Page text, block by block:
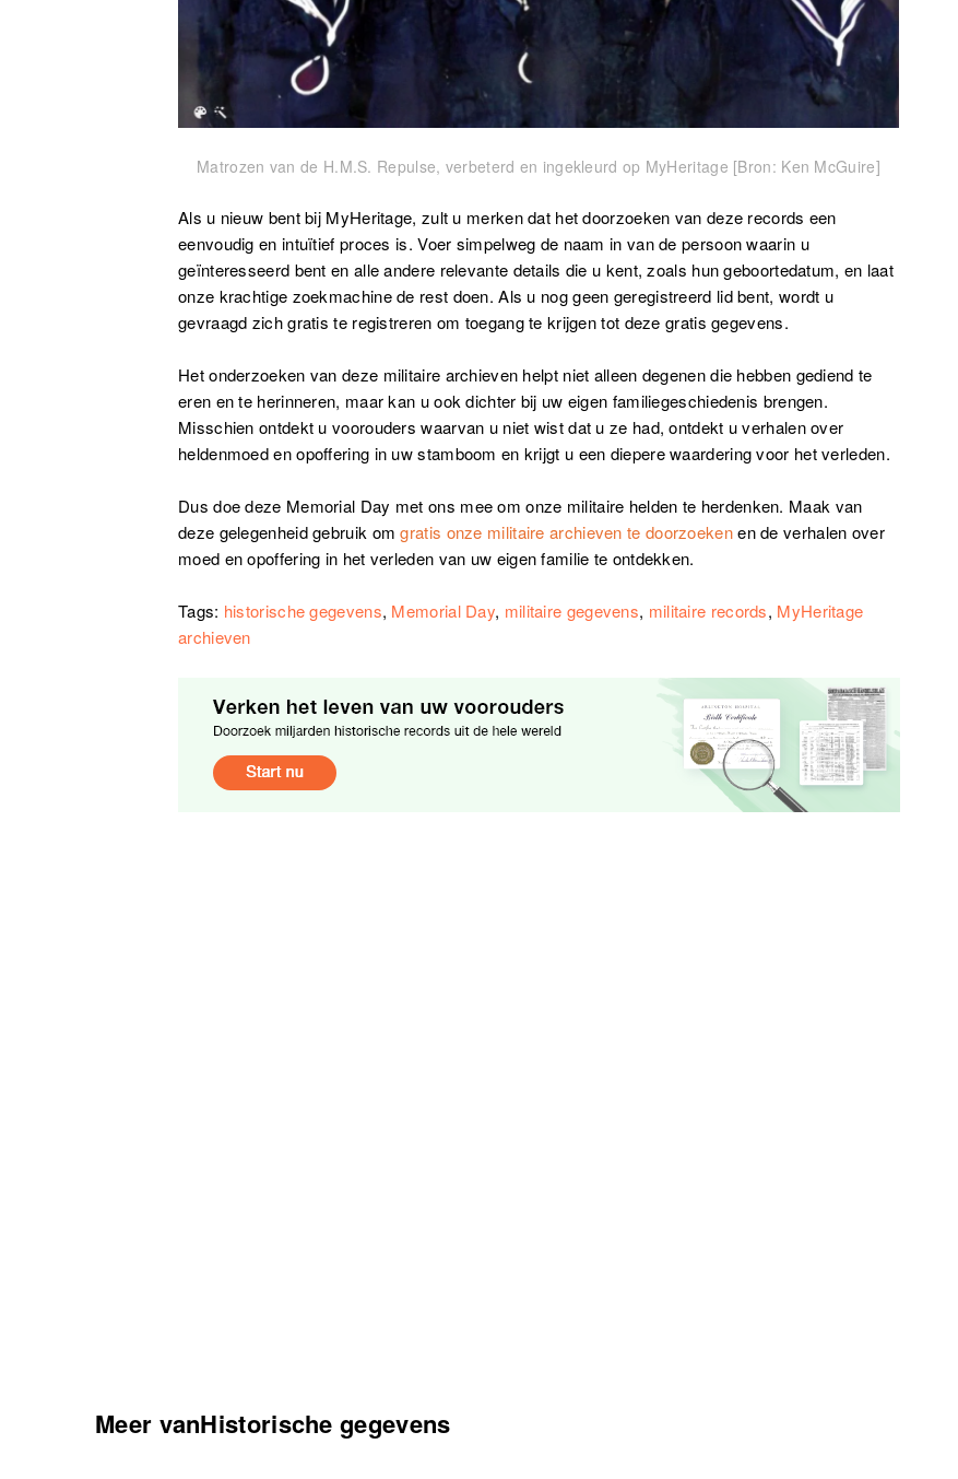
Matrozen van de H.M.S. Repulse, verbeterd en ingekleurd op MyHeritage [Bron: Ken McGuire]
Als u nieuw bent bij MyHeritage, zult u merken dat het doorzoeken van deze records een
eenvoudig en intuïtief proces is. Voer simpelweg de naam in van de persoon waarin u
geïnteresseerd bent en alle andere relevante details die u kent, zoals hun geboortedatum, en laat
onze krachtige zoekmachine de rest doen. Als u nog geen geregistreerd lid bent, wordt u
gevraagd zich gratis te registreren om toegang te krijgen tot deze gratis gegevens.
Het onderzoeken van deze militaire archieven helpt niet alleen degenen die hebben gediend te
eren en te herinneren, maar kan u ook dichter bij uw eigen familiegeschiedenis brengen.
Misschien ontdekt u voorouders waarvan u niet wist dat u ze had, ontdekt u verhalen over
heldenmoed en opoffering in uw stamboom en krijgt u een diepere waardering voor het verleden.
Dus doe deze Memorial Day met ons mee om onze militaire helden te herdenken. Maak van
deze gelegenheid gebruik omgratis onze militaire archieven te doorzoekenen de verhalen over
moed en opoffering in het verleden van uw eigen familie te ontdekken.
Tags: historische gegevens, Memorial Day, militaire gegevens, militaire records, MyHeritage
archieven
Meer vanHistorische gegevens